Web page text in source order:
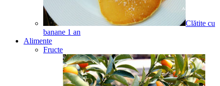
Clătite cu
banane 1 an
Alimente
Fructe